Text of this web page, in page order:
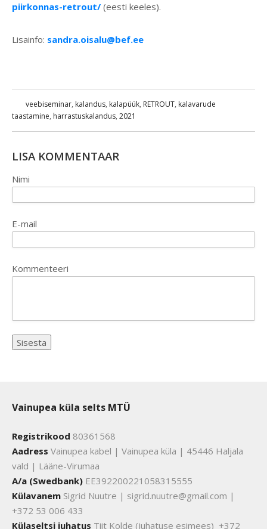
piirkonnas-retrout/ (eesti keeles).
Lisainfo: sandra.oisalu@bef.ee
veebiseminar, kalandus, kalapüük, RETROUT, kalavarude
taastamine, harrastuskalandus, 2021
LISA KOMMENTAAR
Nimi
E-mail
Kommenteeri
Vainupea küla selts MTÜ
Registrikood 80361568
Aadress Vainupea kabel | Vainupea küla | 45446 Haljala
vald | Lääne-Virumaa
A/a (Swedbank) EE392200221058315555
Külavanem Sigrid Nuutre | sigrid.nuutre@gmail.com |
+372 53 006 433
Külaseltsi juhatus Tiit Kolde (juhatuse esimees) +372